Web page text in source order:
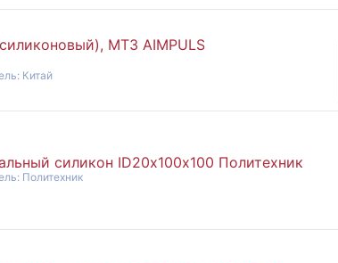
МТЗ AIMPULS
Китай
силикон ID20х100х100 Политехник
Политехник